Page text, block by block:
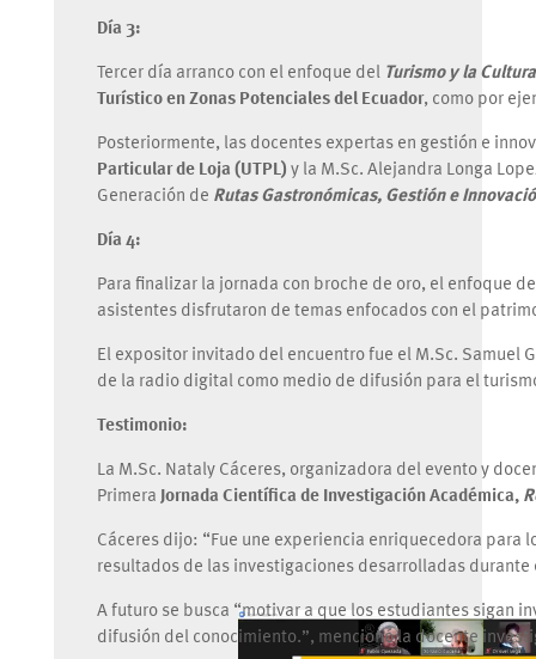
Día 3:
Tercer día arranco con el enfoque del Turismo y la Cultura
Turístico en Zonas Potenciales del Ecuador, como por
Posteriormente, las docentes expertas en gestión e
Particular de Loja (UTPL) y la M.Sc. Alejandra Longa
Generación de Rutas Gastronómicas, Gestión e
Día 4:
Para finalizar la jornada con broche de oro, el enfoque
asistentes disfrutaron de temas enfocados con el
El expositor invitado del encuentro fue el M.Sc. Samuel
de la radio digital como medio de difusión para el
Testimonio:
La M.Sc. Nataly Cáceres, organizadora del evento y
Primera Jornada Científica de Investigación Académica,
Cáceres dijo: “Fue une experiencia enriquecedora
resultados de las investigaciones desarrolladas durante
A futuro se busca “motivar a que los estudiantes sigan
difusión del conocimiento.”, mencionó la docente